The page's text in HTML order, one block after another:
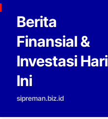
Skip to content
Berita
Finansial &
Investasi Hari
Ini
sipreman.biz.id